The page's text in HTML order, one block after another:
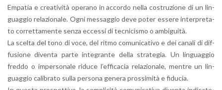
Em­pa­tia e crea­ti­vi­tà ope­ra­no in ac­cor­do nella co­stru­zio­ne di un lin­
guag­gio re­la­zio­na­le. Ogni mes­sag­gio deve poter es­se­re in­ter­pre­ta­
to cor­ret­ta­men­te senza ec­ces­si di tec­ni­ci­smo o am­bi­gui­tà.
La scel­ta del tono di voce, del ritmo co­mu­ni­ca­ti­vo e dei ca­na­li di dif­
fu­sio­ne di­ven­ta parte in­te­gran­te della stra­te­gia. Un lin­guag­gio
fred­do o im­per­so­na­le ri­du­ce l’ef­fi­ca­cia re­la­zio­na­le, men­tre un lin­
guag­gio ca­li­bra­to sulla per­so­na ge­ne­ra pros­si­mi­tà e fi­du­cia.